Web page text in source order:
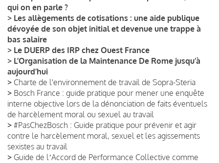
qui on en parle ?
> Les allègements de cotisations : une aide publique
dévoyée de son objet initial et devenue une trappe à
bas salaire
> Le DUERP des IRP chez Ouest France
> L’Organisation de la Maintenance De Rome jusqu’à
aujourd’hui
> Charte de l'environnement de travail de Sopra-Steria
> Bosch France : guide pratique pour mener une enquête
interne objective lors de la dénonciation de faits éventuels
de harcèlement moral ou sexuel au travail
> #PasChezBosch : Guide pratique pour prévenir et agir
contre le harcèlement moral, sexuel et les agissements
sexistes au travail
> Guide de lʼAccord de Performance Collective comme